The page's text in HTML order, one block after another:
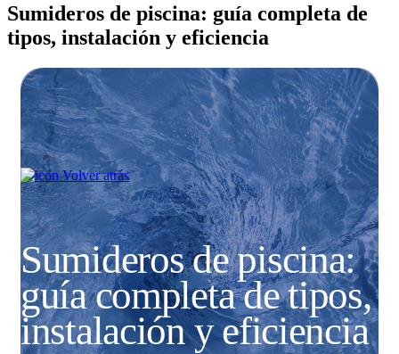
Sumideros de piscina: guía completa de
tipos, instalación y eficiencia
Volver atrás
Sumideros de piscina:
guía completa de tipos,
instalación y eficiencia